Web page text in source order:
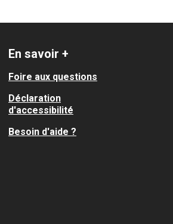
En savoir +
Foire aux questions
Déclaration
d'accessibilité
Besoin d'aide ?